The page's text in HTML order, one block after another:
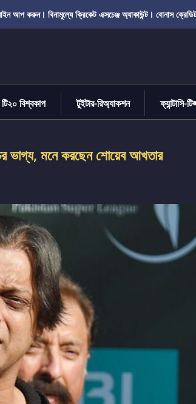
আপ করুন। বিনামূল্যে ক্রিকেট এক্সচেঞ্জ অ্যাকাউন্ট। বোনাস
বিশ্বকাপ টুইটার-রিঅ্যাকশন ফ্যান্টাসি-
ভাগ্য, মনে করছেন শোয়েব আখতার